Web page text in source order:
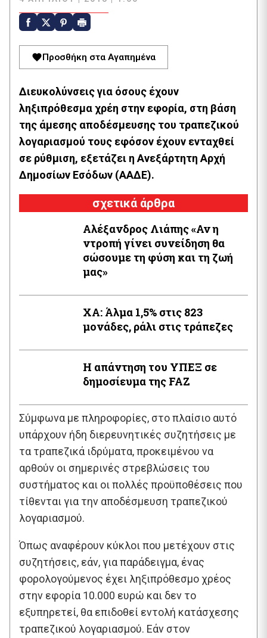
Προσθήκη στα Αγαπημένα
Διευκολύνσεις για όσους έχουν
ληξιπρόθεσμα χρέη στην εφορία, στη βάση
της άμεσης αποδέσμευσης του τραπεζικού
λογαριασμού τους εφόσον έχουν ενταχθεί
σε ρύθμιση, εξετάζει η Ανεξάρτητη Αρχή
Δημοσίων Εσόδων (ΑΑΔΕ).
σχετικά άρθρα
Αλέξανδρος Λιάπης «Αν η
ντροπή γίνει συνείδηση θα
σώσουμε τη φύση και τη ζωή
μας»
XA: Άλμα 1,5% στις 823
μονάδες, ράλι στις τράπεζες
Η απάντηση του ΥΠΕΞ σε
δημοσίευμα της FAZ
Σύμφωνα με πληροφορίες, στο πλαίσιο αυτό
υπάρχουν ήδη διερευνητικές συζητήσεις με
τα τραπεζικά ιδρύματα, προκειμένου να
αρθούν οι σημερινές στρεβλώσεις του
συστήματος και οι πολλές προϋποθέσεις που
τίθενται για την αποδέσμευση τραπεζικού
λογαριασμού.
Όπως αναφέρουν κύκλοι που μετέχουν στις
συζητήσεις, εάν, για παράδειγμα, ένας
φορολογούμενος έχει ληξιπρόθεσμο χρέος
στην εφορία 10.000 ευρώ και δεν το
εξυπηρετεί, θα επιδοθεί εντολή κατάσχεσης
τραπεζικού λογαριασμού. Εάν στον